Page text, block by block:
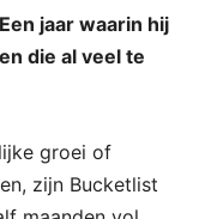
jaar waarin hij
die al veel te
groei of
zijn Bucketlist